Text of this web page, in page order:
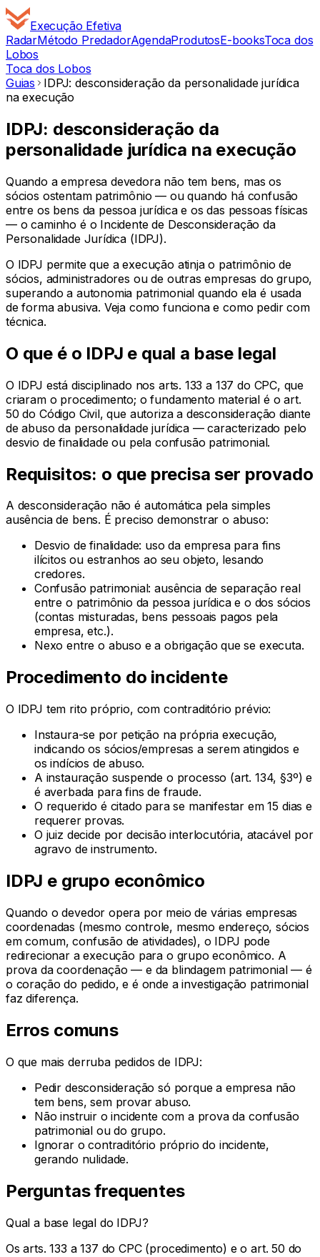
Execução Efetiva
RadarMétodo PredadorAgendaProdutosE-booksToca dos
Lobos
Toca dos Lobos
Guias
IDPJ: desconsideração da personalidade jurídica
na execução
IDPJ: desconsideração da
personalidade jurídica na execução
Quando a empresa devedora não tem bens, mas os
sócios ostentam patrimônio — ou quando há confusão
entre os bens da pessoa jurídica e os das pessoas físicas
— o caminho é o Incidente de Desconsideração da
Personalidade Jurídica (IDPJ).
O IDPJ permite que a execução atinja o patrimônio de
sócios, administradores ou de outras empresas do grupo,
superando a autonomia patrimonial quando ela é usada
de forma abusiva. Veja como funciona e como pedir com
técnica.
O que é o IDPJ e qual a base legal
O IDPJ está disciplinado nos arts. 133 a 137 do CPC, que
criaram o procedimento; o fundamento material é o art.
50 do Código Civil, que autoriza a desconsideração diante
de abuso da personalidade jurídica — caracterizado pelo
desvio de finalidade ou pela confusão patrimonial.
Requisitos: o que precisa ser provado
A desconsideração não é automática pela simples
ausência de bens. É preciso demonstrar o abuso:
Desvio de finalidade: uso da empresa para fins
ilícitos ou estranhos ao seu objeto, lesando
credores.
Confusão patrimonial: ausência de separação real
entre o patrimônio da pessoa jurídica e o dos sócios
(contas misturadas, bens pessoais pagos pela
empresa, etc.).
Nexo entre o abuso e a obrigação que se executa.
Procedimento do incidente
O IDPJ tem rito próprio, com contraditório prévio:
Instaura-se por petição na própria execução,
indicando os sócios/empresas a serem atingidos e
os indícios de abuso.
A instauração suspende o processo (art. 134, §3º) e
é averbada para fins de fraude.
O requerido é citado para se manifestar em 15 dias e
requerer provas.
O juiz decide por decisão interlocutória, atacável por
agravo de instrumento.
IDPJ e grupo econômico
Quando o devedor opera por meio de várias empresas
coordenadas (mesmo controle, mesmo endereço, sócios
em comum, confusão de atividades), o IDPJ pode
redirecionar a execução para o grupo econômico. A
prova da coordenação — e da blindagem patrimonial — é
o coração do pedido, e é onde a investigação patrimonial
faz diferença.
Erros comuns
O que mais derruba pedidos de IDPJ:
Pedir desconsideração só porque a empresa não
tem bens, sem provar abuso.
Não instruir o incidente com a prova da confusão
patrimonial ou do grupo.
Ignorar o contraditório próprio do incidente,
gerando nulidade.
Perguntas frequentes
Qual a base legal do IDPJ?
Os arts. 133 a 137 do CPC (procedimento) e o art. 50 do